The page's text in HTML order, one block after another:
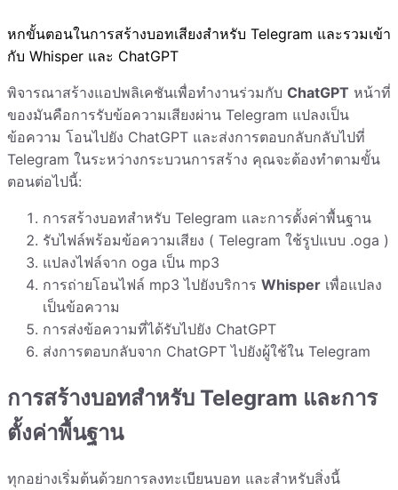
หกขั้นตอนในการสร้างบอทเสียงสำหรับ Telegram และรวมเข้า
กับ Whisper และ ChatGPT
พิจารณาสร้างแอปพลิเคชันเพื่อทำงานร่วมกับ ChatGPT หน้าที่
ของมันคือการรับข้อความเสียงผ่าน Telegram แปลงเป็น
ข้อความ โอนไปยัง ChatGPT และส่งการตอบกลับกลับไปที่
Telegram ในระหว่างกระบวนการสร้าง คุณจะต้องทำตามขั้น
ตอนต่อไปนี้:
การสร้างบอทสำหรับ Telegram และการตั้งค่าพื้นฐาน
รับไฟล์พร้อมข้อความเสียง ( Telegram ใช้รูปแบบ .oga )
แปลงไฟล์จาก oga เป็น mp3
การถ่ายโอนไฟล์ mp3 ไปยังบริการ Whisper เพื่อแปลง
เป็นข้อความ
การส่งข้อความที่ได้รับไปยัง ChatGPT
ส่งการตอบกลับจาก ChatGPT ไปยังผู้ใช้ใน Telegram
การสร้างบอทสำหรับ Telegram และการ
ตั้งค่าพื้นฐาน
ทุกอย่างเริ่มต้นด้วยการลงทะเบียนบอท และสำหรับสิ่งนี้